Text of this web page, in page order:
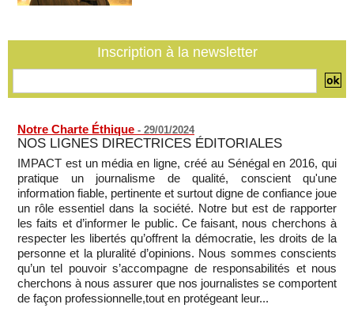
06/08/2026 - Inscription à la newsletter
Notre Charte Éthique - 29/01/2024
NOS LIGNES DIRECTRICES ÉDITORIALES
IMPACT est un média en ligne, créé au Sénégal en 2016, qui
pratique un journalisme de qualité, conscient qu'une
information fiable, pertinente et surtout digne de confiance joue
un rôle essentiel dans la société. Notre but est de rapporter
les faits et d’informer le public. Ce faisant, nous cherchons à
respecter les libertés qu’offrent la démocratie, les droits de la
personne et la pluralité d’opinions. Nous sommes conscients
qu’un tel pouvoir s’accompagne de responsabilités et nous
cherchons à nous assurer que nos journalistes se comportent
de façon professionnelle,tout en protégeant leur...